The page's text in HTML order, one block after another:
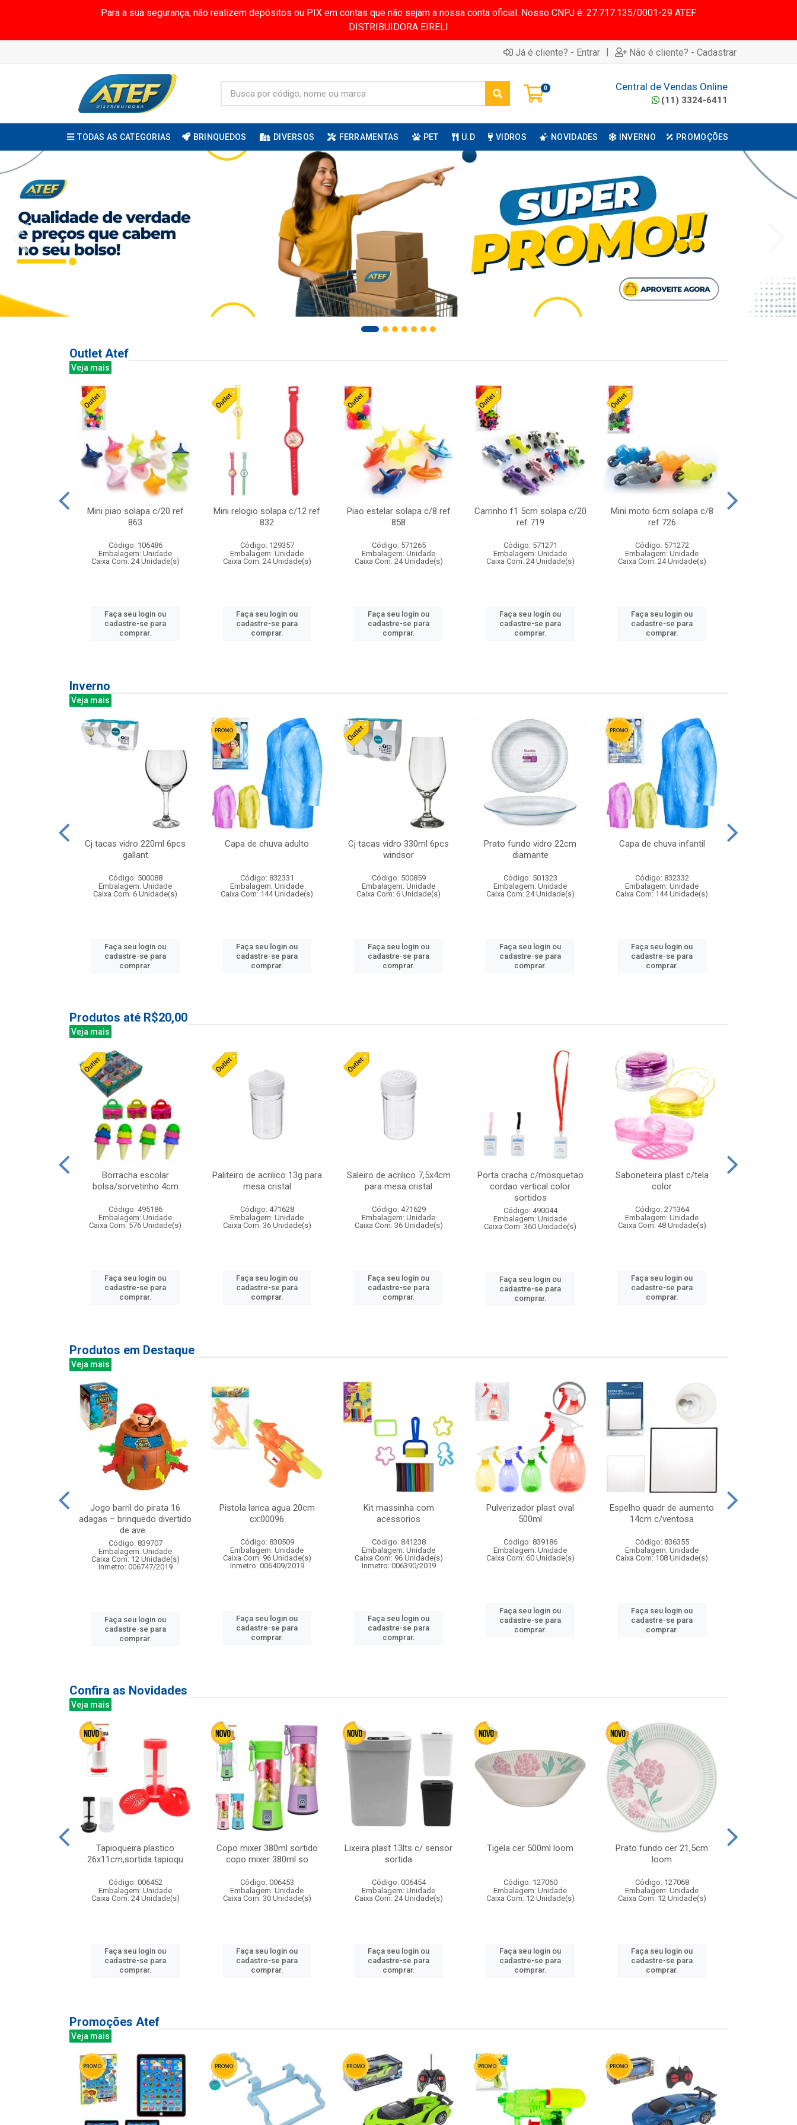
Para a sua segurança, não realizem depósitos ou PIX em contas que não sejam a nossa conta oficial. Nosso CNPJ é: 27.717.135/0001-29 ATEF
DISTRIBUIDORA EIRELI
Já é cliente? - Entrar | Não é cliente? - Cadastrar
0 Central de Vendas Online
(11) 3324-6411
TODAS AS CATEGORIAS BRINQUEDOS DIVERSOS FERRAMENTAS PET U.D VIDROS NOVIDADES INVERNO PROMOÇÕES
Outlet Atef
Veja mais
Mini piao solapa c/20 ref
863
Código: 106486
Embalagem: Unidade
Caixa Com: 24 Unidade(s)
Faça seu login ou
cadastre-se para
comprar.
Mini relogio solapa c/12 ref
832
Código: 129357
Embalagem: Unidade
Caixa Com: 24 Unidade(s)
Faça seu login ou
cadastre-se para
comprar.
Piao estelar solapa c/8 ref
858
Código: 571265
Embalagem: Unidade
Caixa Com: 24 Unidade(s)
Faça seu login ou
cadastre-se para
comprar.
Carrinho f1 5cm solapa c/20
ref 719
Código: 571271
Embalagem: Unidade
Caixa Com: 24 Unidade(s)
Faça seu login ou
cadastre-se para
comprar.
Mini moto 6cm solapa c/8
ref 726
Código: 571272
Embalagem: Unidade
Caixa Com: 24 Unidade(s)
Faça seu login ou
cadastre-se para
comprar.
Inverno
Veja mais
Cj tacas vidro 220ml 6pcs
gallant
Código: 500088
Embalagem: Unidade
Caixa Com: 6 Unidade(s)
Faça seu login ou
cadastre-se para
comprar.
Capa de chuva adulto
Código: 832331
Embalagem: Unidade
Caixa Com: 144 Unidade(s)
Faça seu login ou
cadastre-se para
comprar.
Cj tacas vidro 330ml 6pcs
windsor
Código: 500859
Embalagem: Unidade
Caixa Com: 6 Unidade(s)
Faça seu login ou
cadastre-se para
comprar.
Prato fundo vidro 22cm
diamante
Código: 501323
Embalagem: Unidade
Caixa Com: 24 Unidade(s)
Faça seu login ou
cadastre-se para
comprar.
Capa de chuva infantil
Código: 832332
Embalagem: Unidade
Caixa Com: 144 Unidade(s)
Faça seu login ou
cadastre-se para
comprar.
Produtos até R$20,00
Veja mais
Borracha escolar
bolsa/sorvetinho 4cm
Código: 495186
Embalagem: Unidade
Caixa Com: 576 Unidade(s)
Faça seu login ou
cadastre-se para
comprar.
Paliteiro de acrilico 13g para
mesa cristal
Código: 471628
Embalagem: Unidade
Caixa Com: 36 Unidade(s)
Faça seu login ou
cadastre-se para
comprar.
Saleiro de acrilico 7,5x4cm
para mesa cristal
Código: 471629
Embalagem: Unidade
Caixa Com: 36 Unidade(s)
Faça seu login ou
cadastre-se para
comprar.
Porta cracha c/mosquetao
cordao vertical color
sortidos
Código: 490044
Embalagem: Unidade
Caixa Com: 360 Unidade(s)
Faça seu login ou
cadastre-se para
comprar.
Saboneteira plast c/tela
color
Código: 271364
Embalagem: Unidade
Caixa Com: 48 Unidade(s)
Faça seu login ou
cadastre-se para
comprar.
Produtos em Destaque
Veja mais
Jogo barril do pirata 16
adagas – brinquedo divertido
de ave...
Código: 839707
Embalagem: Unidade
Caixa Com: 12 Unidade(s)
Inmetro: 006747/2019
Faça seu login ou
cadastre-se para
comprar.
Pistola lanca agua 20cm
cx:00096
Código: 830509
Embalagem: Unidade
Caixa Com: 96 Unidade(s)
Inmetro: 006409/2019
Faça seu login ou
cadastre-se para
comprar.
Kit massinha com
acessorios
Código: 841238
Embalagem: Unidade
Caixa Com: 96 Unidade(s)
Inmetro: 006390/2019
Faça seu login ou
cadastre-se para
comprar.
Pulverizador plast oval
500ml
Código: 839186
Embalagem: Unidade
Caixa Com: 60 Unidade(s)
Faça seu login ou
cadastre-se para
comprar.
Espelho quadr de aumento
14cm c/ventosa
Código: 836355
Embalagem: Unidade
Caixa Com: 108 Unidade(s)
Faça seu login ou
cadastre-se para
comprar.
Confira as Novidades
Veja mais
Tapioqueira plastico
26x11cm,sortida tapioqu
Código: 006452
Embalagem: Unidade
Caixa Com: 24 Unidade(s)
Faça seu login ou
cadastre-se para
comprar.
Copo mixer 380ml sortido
copo mixer 380ml so
Código: 006453
Embalagem: Unidade
Caixa Com: 30 Unidade(s)
Faça seu login ou
cadastre-se para
comprar.
Lixeira plast 13lts c/ sensor
sortida
Código: 006454
Embalagem: Unidade
Caixa Com: 24 Unidade(s)
Faça seu login ou
cadastre-se para
comprar.
Tigela cer 500ml loom
Código: 127060
Embalagem: Unidade
Caixa Com: 12 Unidade(s)
Faça seu login ou
cadastre-se para
comprar.
Prato fundo cer 21,5cm
loom
Código: 127068
Embalagem: Unidade
Caixa Com: 12 Unidade(s)
Faça seu login ou
cadastre-se para
comprar.
Promoções Atef
Veja mais